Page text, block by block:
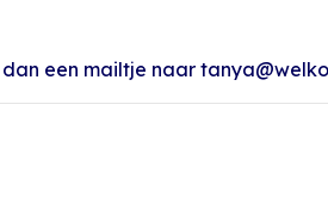
een mailtje naar